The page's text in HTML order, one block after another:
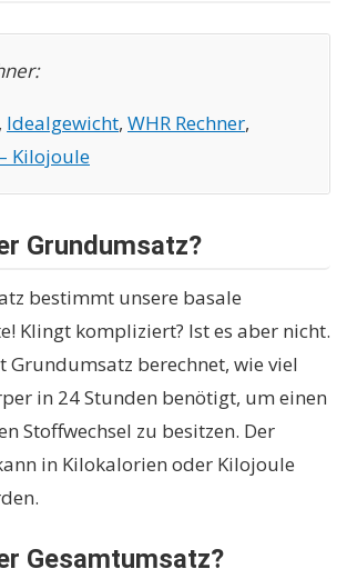
Idealgewicht WHR Rechner
Kilojoule
Grundumsatz?
bestimmt unsere basale
Klingt kompliziert? Ist es aber nicht.
Grundumsatz berechnet, wie viel
in 24 Stunden benötigt, um einen
Stoffwechsel zu besitzen. Der
in Kilokalorien oder Kilojoule
Gesamtumsatz?